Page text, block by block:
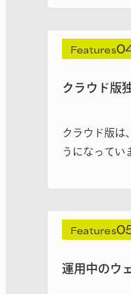
Features
クラウド版
クラウド版は
うになってい
Features
運用中のウ